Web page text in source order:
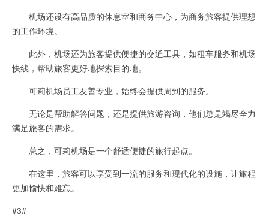
机场还设有高品质的休息室和商务中心，为商务旅客提供理想
的工作环境。
此外，机场还为旅客提供便捷的交通工具，如租车服务和机场
快线，帮助旅客更好地探索目的地。
可莉机场员工友善专业，始终会提供周到的服务。
无论是帮助解答问题，还是提供旅游咨询，他们总是竭尽全力
满足旅客的需求。
总之，可莉机场是一个舒适便捷的旅行起点。
在这里，旅客可以享受到一流的服务和现代化的设施，让旅程
更加愉快和难忘。
#3#